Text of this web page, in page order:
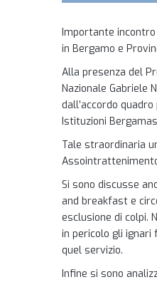
Importante
in Bergamo e
Alla presenza del
Nazionale Gabriele
dall’accordo
Istituzioni
Tale straordinaria
Si sono discusse
and breakfast e
esclusione di colpi.
in pericolo gli ignari
quel servizio.
Infine si sono